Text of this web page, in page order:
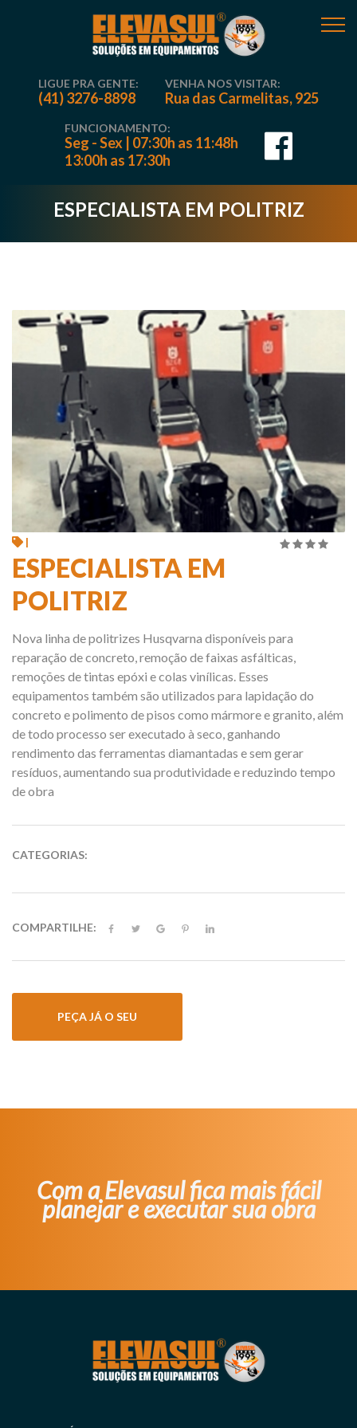
LIGUE PRA GENTE:
(41) 3276-8898
VENHA NOS VISITAR:
Rua das Carmelitas, 925
FUNCIONAMENTO:
Seg - Sex | 07:30h as 11:48h
13:00h as 17:30h
ESPECIALISTA EM POLITRIZ
|
ESPECIALISTA EM
POLITRIZ
Nova linha de politrizes Husqvarna disponíveis para
reparação de concreto, remoção de faixas asfálticas,
remoções de tintas epóxi e colas vinílicas. Esses
equipamentos também são utilizados para lapidação do
concreto e polimento de pisos como mármore e granito, além
de todo processo ser executado à seco, ganhando
rendimento das ferramentas diamantadas e sem gerar
resíduos, aumentando sua produtividade e reduzindo tempo
de obra
CATEGORIAS:
COMPARTILHE:
PEÇA JÁ O SEU
Com a Elevasul fica mais fácil
planejar e executar sua obra